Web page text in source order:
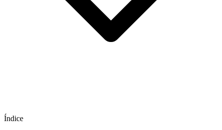
Índice